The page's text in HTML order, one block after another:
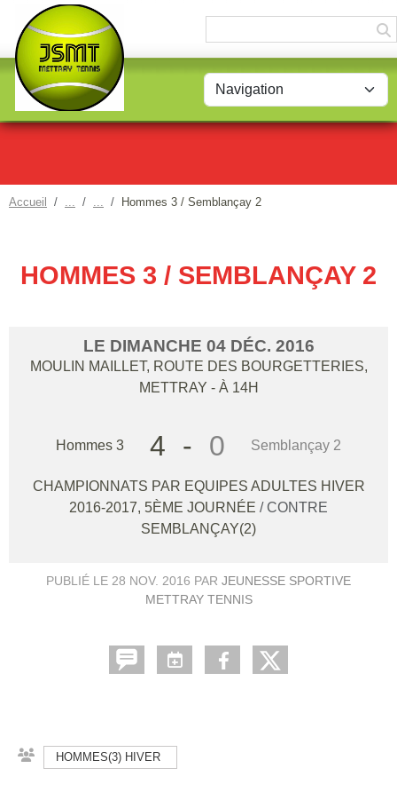
Accueil Hommes 3 / Semblançay 2
HOMMES 3 / SEMBLANÇAY 2
LE DIMANCHE 04 DÉC. 2016
MOULIN MAILLET, ROUTE DES BOURGETTERIES,
METTRAY - À 14H
Hommes 3 4 - 0 Semblançay 2
CHAMPIONNATS PAR EQUIPES ADULTES HIVER
2016-2017, 5ÈME JOURNÉE / CONTRE
SEMBLANÇAY(2)
PUBLIÉ LE 28 NOV. 2016 PAR JEUNESSE SPORTIVE
METTRAY TENNIS
HOMMES(3) HIVER
Panneau de gestion des cookies